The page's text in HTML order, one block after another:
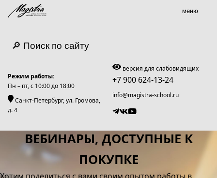
🔎 Поиск по сайту
Режим работы:
Пн – пт, c 10:00 до 18:00
Санкт-Петербург, ул. Громова,
д. 4
версия для слабовидящих
+7 900 624-13-24
info@magistra-school.ru
меню
ВЕБИНАРЫ, ДОСТУПНЫЕ К
ПОКУПКЕ